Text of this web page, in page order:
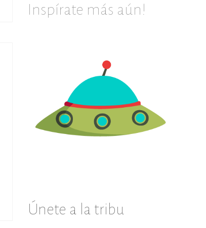
Inspírate más aún!
Únete a la tribu